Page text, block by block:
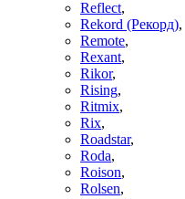
Reflect,
Rekord (Рекорд),
Remote,
Rexant,
Rikor,
Rising,
Ritmix,
Rix,
Roadstar,
Roda,
Roison,
Rolsen,